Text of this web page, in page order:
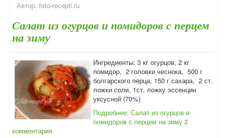
Автор: foto-recepti.ru
Салат из огурцов и помидоров с перцем
на зиму
Ингредиенты: 3 кг огурцов, 2 кг
помидор, 2 головки чеснока, 500 г
болгарского перца, 150 г сахара, 2 ст.
ложки соли, 1ст. ложку эссенции
уксусной (70%)
Подробнее: Салат из огурцов и
помидоров с перцем на зиму 2
комментария